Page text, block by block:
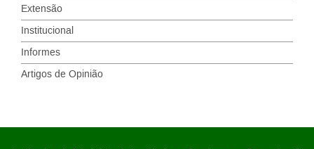
Extensão
Institucional
Informes
Artigos de Opinião